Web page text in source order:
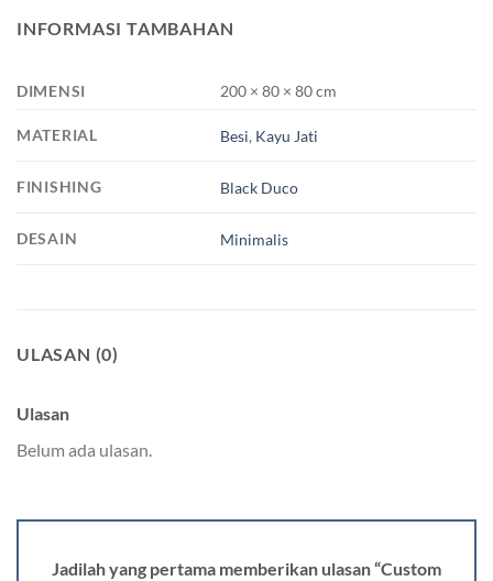
INFORMASI TAMBAHAN
DIMENSI 200 × 80 × 80 cm
MATERIAL Besi, Kayu Jati
FINISHING Black Duco
DESAIN Minimalis
ULASAN (0)
Ulasan
Belum ada ulasan.
Jadilah yang pertama memberikan ulasan “Custom